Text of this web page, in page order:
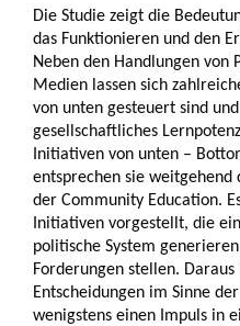
Die Studie zeigt die
das Funktionieren und den
Neben den Handlungen von
Medien lassen sich
von unten gesteuert sind
gesellschaftliches
Initiativen von unten –
entsprechen sie weitgehend
der Community Education.
Initiativen vorgestellt, die
politische System
Forderungen stellen.
Entscheidungen im Sinne
wenigstens einen Impuls in